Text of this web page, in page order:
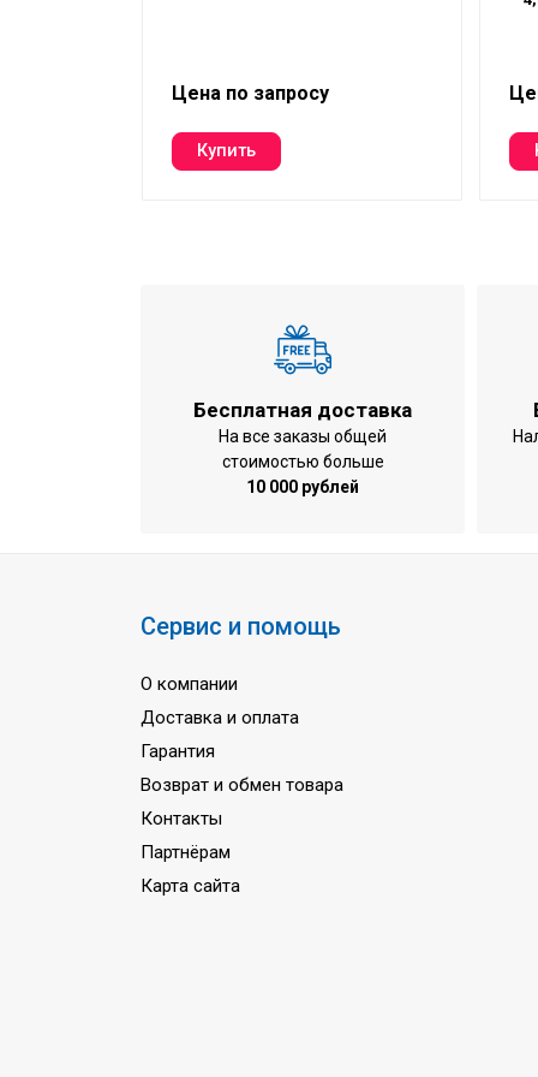
Цена по запросу
Бесплатная доставка
На все заказы общей
стоимостью больше
10 000 рублей
Сервис и помощь
О компании
Доставка и оплата
Гарантия
Возврат и обмен товара
Контакты
Партнёрам
Карта сайта